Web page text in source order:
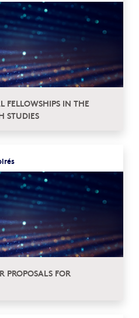
FELLOWSHIPS IN THE
STUDIES
PROPOSALS FOR